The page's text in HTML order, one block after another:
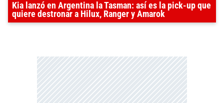
Kia lanzó en Argentina la Tasman: así es la pick-up que
quiere destronar a Hilux, Ranger y Amarok